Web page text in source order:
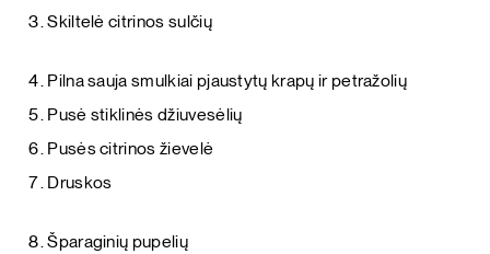
Skiltelė citrinos sulčių
Pilna sauja smulkiai pjaustytų krapų ir petražolių
Pusė stiklinės džiuvesėlių
Pusės citrinos žievelė
Druskos
Šparaginių pupelių